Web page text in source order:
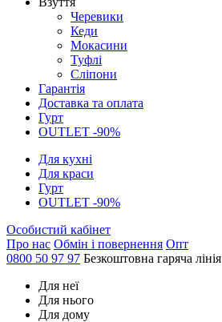
Черевики
Кеди
Мокасини
Туфлі
Сліпони
Гарантія
Доставка та оплата
Гурт
OUTLET -90%
Для кухні
Для краси
Гурт
OUTLET -90%
Особистий кабінет
Про нас Обмін і повернення Опт
0800 50 97 97 Безкоштовна гаряча лінія
Для неї
Для нього
Для дому